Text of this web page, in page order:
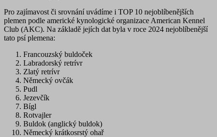
Pro zajímavost či srovnání uvádíme i TOP 10 nejoblíbenějších
plemen podle americké kynologické organizace American Kennel
Club (AKC). Na základě jejích dat byla v roce 2024 nejoblíbenější
tato psí plemena:
Francouzský buldoček
Labradorský retrívr
Zlatý retrívr
Německý ovčák
Pudl
Jezevčík
Bígl
Rotvajler
Buldok (anglický buldok)
Německý krátkosrstý ohař